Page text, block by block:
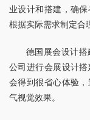
业设计和搭建，确
根据实际需求制定合
德国展会设计
公司进行会展设计
会得到很省心体验
气视觉效果。